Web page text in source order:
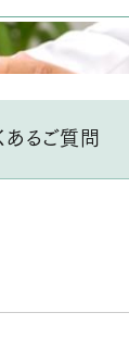
あるご質問